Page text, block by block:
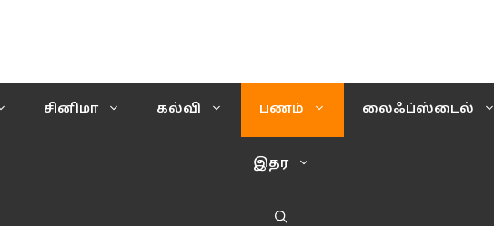
சினிமா கல்வி பணம் லைஃப்ஸ்டைல்
இதர